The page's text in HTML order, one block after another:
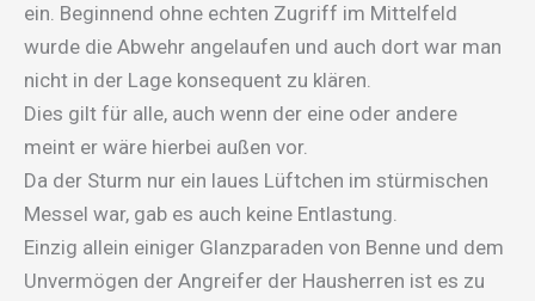
ein. Beginnend ohne echten Zugriff im Mittelfeld
wurde die Abwehr angelaufen und auch dort war man
nicht in der Lage konsequent zu klären.
Dies gilt für alle, auch wenn der eine oder andere
meint er wäre hierbei außen vor.
Da der Sturm nur ein laues Lüftchen im stürmischen
Messel war, gab es auch keine Entlastung.
Einzig allein einiger Glanzparaden von Benne und dem
Unvermögen der Angreifer der Hausherren ist es zu